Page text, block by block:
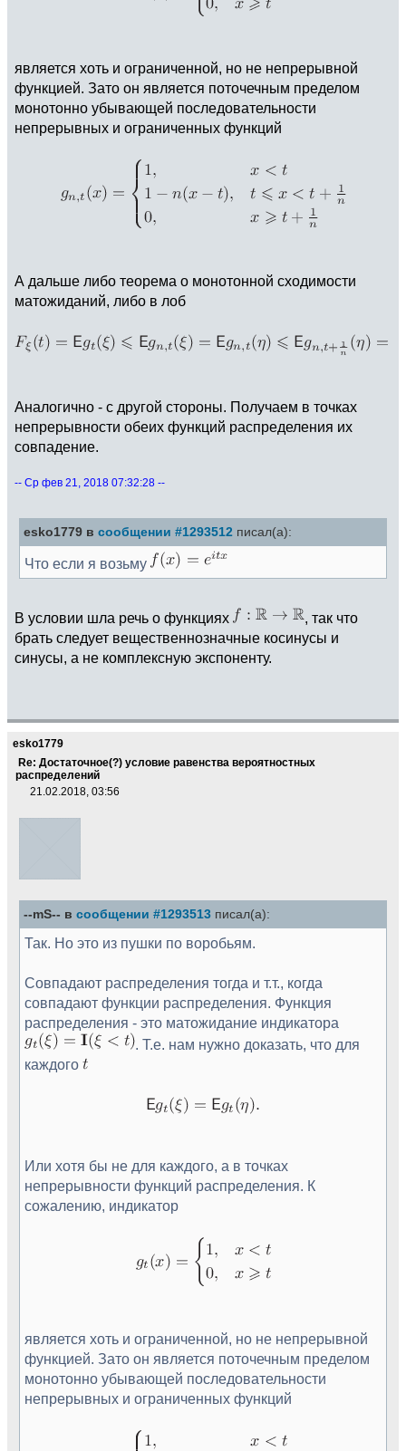
является хоть и ограниченной, но не непрерывной
функцией. Зато он является поточечным пределом
монотонно убывающей последовательности
непрерывных и ограниченных функций
А дальше либо теорема о монотонной сходимости
матожиданий, либо в лоб
Аналогично - с другой стороны. Получаем в точках
непрерывности обеих функций распределения их
совпадение.
-- Ср фев 21, 2018 07:32:28 --
esko1779 в сообщении #1293512 писал(а):
Что если я возьму
В условии шла речь о функциях
, так что
брать следует вещественнозначные косинусы и
синусы, а не комплексную экспоненту.
esko1779
Re: Достаточное(?) условие равенства вероятностных
распределений
21.02.2018, 03:56
--mS-- в сообщении #1293513 писал(а):
Так. Но это из пушки по воробьям.
Совпадают распределения тогда и т.т., когда
совпадают функции распределения. Функция
распределения - это матожидание индикатора
. Т.е. нам нужно доказать, что для
каждого
Или хотя бы не для каждого, а в точках
непрерывности функций распределения. К
сожалению, индикатор
является хоть и ограниченной, но не непрерывной
функцией. Зато он является поточечным пределом
монотонно убывающей последовательности
непрерывных и ограниченных функций